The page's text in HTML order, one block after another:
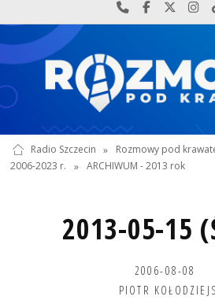
Najlepiej po
Odwiedź
Radio Szczecin » Rozmowy pod
2006-2023 r.
» ARCHIWUM - 2013 rok
2013-05-15
2006-08-08
PIOTR